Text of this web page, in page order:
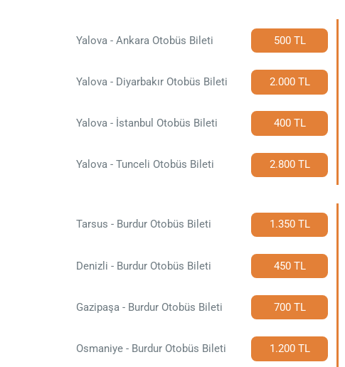
Yalova - Ankara Otobüs Bileti 500 TL
Yalova - Diyarbakır Otobüs Bileti 2.000 TL
Yalova - İstanbul Otobüs Bileti 400 TL
Yalova - Tunceli Otobüs Bileti 2.800 TL
Tarsus - Burdur Otobüs Bileti 1.350 TL
Denizli - Burdur Otobüs Bileti 450 TL
Gazipaşa - Burdur Otobüs Bileti 700 TL
Osmaniye - Burdur Otobüs Bileti 1.200 TL